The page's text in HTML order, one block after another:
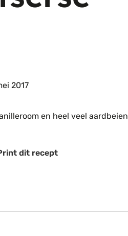
2017
en heel veel aardbeien
dit recept